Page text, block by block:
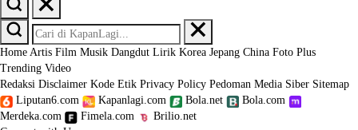
Home Artis Film Musik Dangdut Lirik Korea Jepang China Foto Plus
Trending Video
Redaksi Disclaimer Kode Etik Privacy Policy Pedoman Media Siber Sitemap
Liputan6.com
Kapanlagi.com Bola.net
Bola.com
Merdeka.com
Fimela.com
Brilio.net